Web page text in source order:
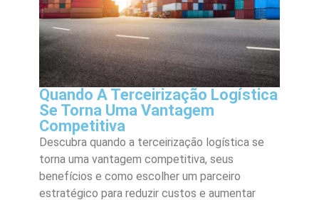
Quando A Terceirização Logística
Se Torna Uma Vantagem
Competitiva
Descubra quando a terceirização logística se
torna uma vantagem competitiva, seus
benefícios e como escolher um parceiro
estratégico para reduzir custos e aumentar